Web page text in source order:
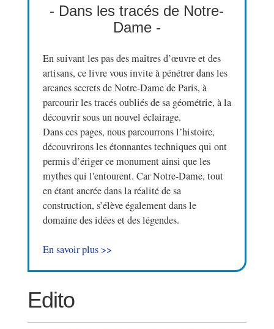
- Dans les tracés de Notre-
Dame -
En suivant les pas des maîtres d’œuvre et des
artisans, ce livre vous invite à pénétrer dans les
arcanes secrets de Notre-Dame de Paris, à
parcourir les tracés oubliés de sa géométrie, à la
découvrir sous un nouvel éclairage.
Dans ces pages, nous parcourrons l’histoire,
découvrirons les étonnantes techniques qui ont
permis d’ériger ce monument ainsi que les
mythes qui l'entourent. Car Notre-Dame, tout
en étant ancrée dans la réalité de sa
construction, s’élève également dans le
domaine des idées et des légendes.
En savoir plus >>
Edito